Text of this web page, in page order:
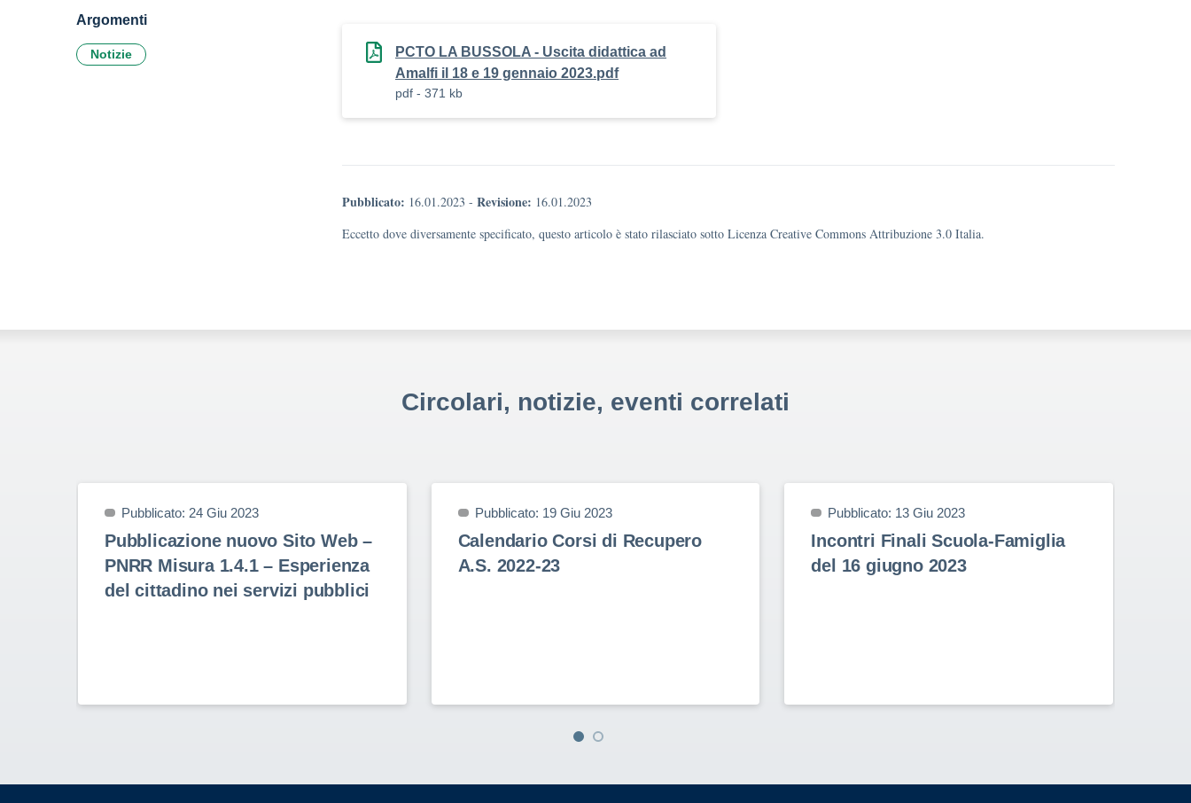
PCTO LA BUSSOLA - Uscita didattica ad
Amalfi il 18 e 19 gennaio 2023.pdf
pdf - 371 kb
Pubblicato: 16.01.2023 - Revisione: 16.01.2023
Eccetto dove diversamente specificato, questo articolo è stato rilasciato sotto Licenza Creative Commons Attribuzione 3.0 Italia.
Argomenti
Notizie
Circolari, notizie, eventi correlati
Pubblicato: 24 Giu 2023
Pubblicazione nuovo Sito Web –
PNRR Misura 1.4.1 – Esperienza
del cittadino nei servizi pubblici
Pubblicato: 19 Giu 2023
Calendario Corsi di Recupero
A.S. 2022-23
Pubblicato: 13 Giu 2023
Incontri Finali Scuola-Famiglia
del 16 giugno 2023